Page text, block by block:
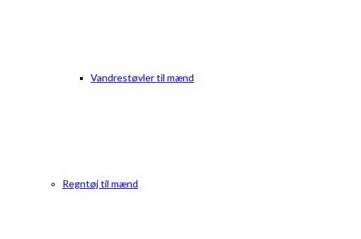
Vandrestøvler til mænd
Regntøj til mænd